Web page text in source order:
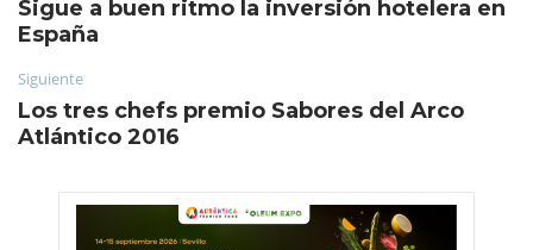
Sigue a buen ritmo la inversión hotelera en
España
Siguiente
Los tres chefs premio Sabores del Arco
Atlántico 2016